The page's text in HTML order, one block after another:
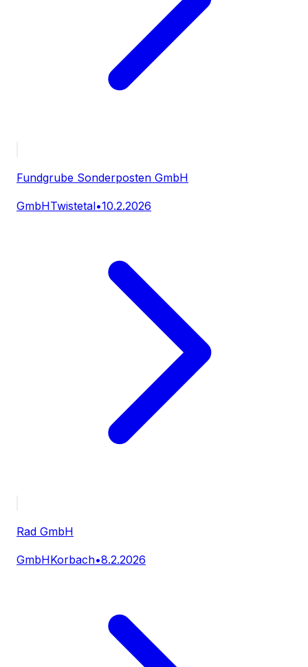
Fundgrube Sonderposten GmbH
GmbHTwistetal•10.2.2026
Rad GmbH
GmbHKorbach•8.2.2026